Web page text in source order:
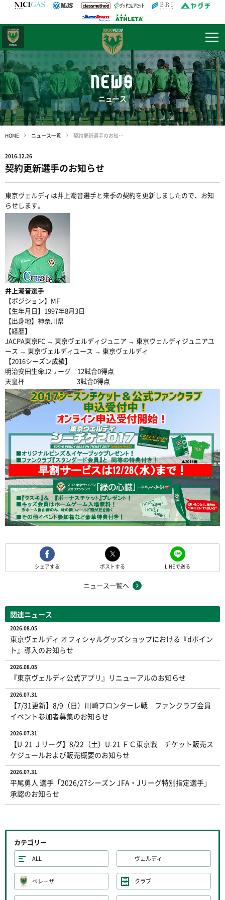
NEWS
ニュース
HOME ニュース一覧 契約更新選手のお知らせ
2016.12.26
契約更新選手のお知らせ
東京ヴェルディは井上潮音選手と来季の契約を更新しましたので、お知
らせします。
井上潮音選手
【ポジション】MF
【生年月日】1997年8月3日
【出身地】神奈川県
【経歴】
JACPA東京FC → 東京ヴェルディジュニア → 東京ヴェルディジュニアユ
ース → 東京ヴェルディユース → 東京ヴェルディ
【2016シーズン成績】
明治安田生命J2リーグ 12試合0得点
天皇杯 3試合0得点
シェアする ポストする LINEで送る
ニュース一覧へ
関連ニュース
2026.08.05
東京ヴェルディ オフィシャルグッズショップにおける『dポイン
ト』導入のお知らせ
2026.08.05
『東京ヴェルディ公式アプリ』リニューアルのお知らせ
2026.07.31
【7/31更新】8/9（日）川崎フロンターレ戦 ファンクラブ会員
イベント参加者募集のお知らせ
2026.07.31
【U-21 Ｊリーグ】8/22（土）U-21 ＦＣ東京戦 チケット販売ス
ケジュールおよび販売概要のお知らせ
2026.07.31
平尾勇人 選手「2026/27シーズン JFA・Jリーグ特別指定選手」
承認のお知らせ
カテゴリー
ALL ヴェルディ
ベレーザ クラブ